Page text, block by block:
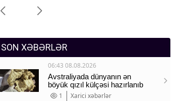
SON XƏBƏRLƏR
06:43 08.08.2026
Avstraliyada dünyanın ən
böyük qızıl külçəsi hazırlanıb
1
Xarici xəbərlər